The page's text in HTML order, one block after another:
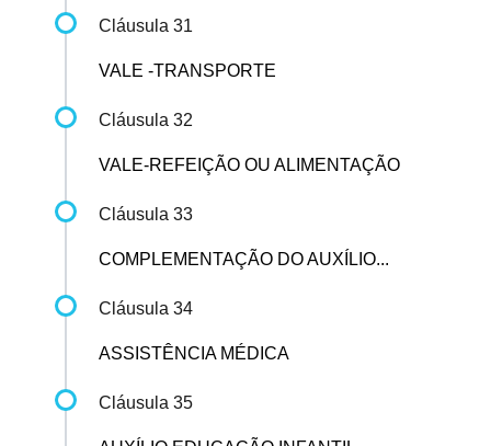
Cláusula 31
VALE -TRANSPORTE
Cláusula 32
VALE-REFEIÇÃO OU ALIMENTAÇÃO
Cláusula 33
COMPLEMENTAÇÃO DO AUXÍLIO...
Cláusula 34
ASSISTÊNCIA MÉDICA
Cláusula 35